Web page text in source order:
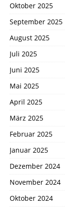
Oktober 2025
September 2025
August 2025
Juli 2025
Juni 2025
Mai 2025
April 2025
März 2025
Februar 2025
Januar 2025
Dezember 2024
November 2024
Oktober 2024